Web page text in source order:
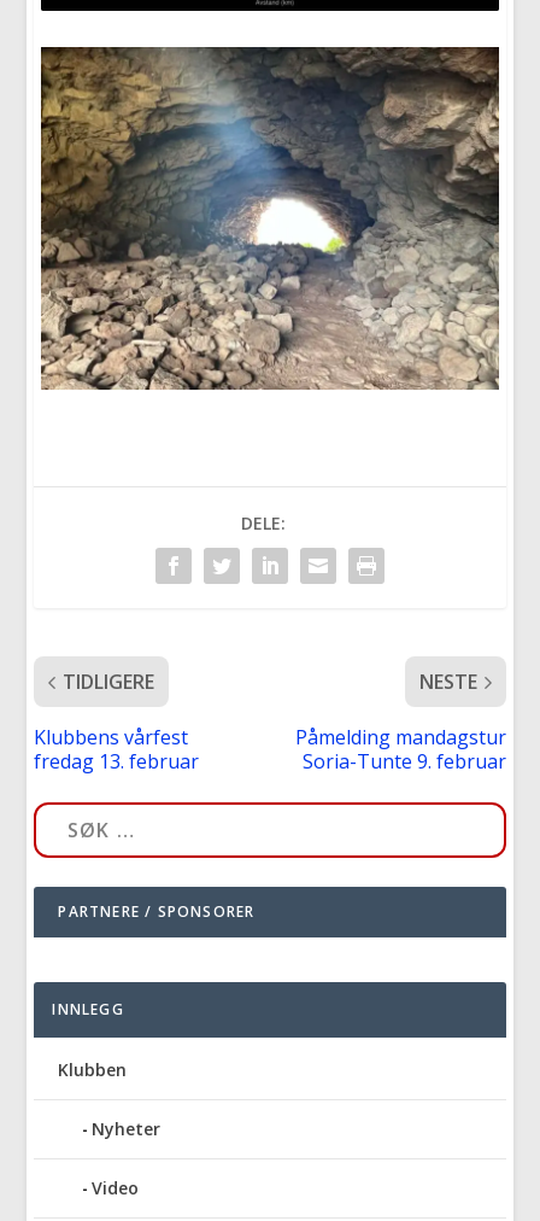
DELE:
TIDLIGERE
Klubbens vårfest
fredag 13. februar
NESTE
Påmelding mandagstur
Soria-Tunte 9. februar
PARTNERE / SPONSORER
INNLEGG
Klubben
Nyheter
Video